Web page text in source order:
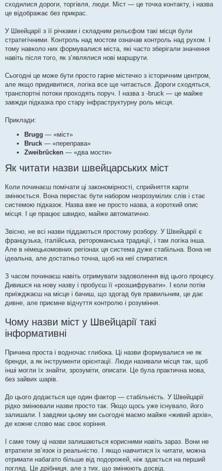
сходилися дороги, торгівля, люди. Міст — це точка контакту, і назва
це відображає без прикрас.
У Швейцарії з її річками і складним рельєфом такі місця були
стратегічними. Контроль над мостом означав контроль над рухом. І
тому навколо них формувалися міста, які часто зберігали значення
навіть після того, як з’являлися нові маршрути.
Сьогодні це може бути просто гарне містечко з історичним центром,
але якщо придивитися, логіка все ще читається. Дороги сходяться,
транспортні потоки проходять поруч. І назва з -bruck — це майже
завжди підказка про стару інфраструктурну роль місця.
Приклади:
Brugg — «міст»
Bruck — «переправа»
Zweibrücken — «два мости»
Як читати назви швейцарських міст
Коли починаєш помічати ці закономірності, сприйняття карти
змінюється. Вона перестає бути набором незрозумілих слів і стає
системою підказок. Назва вже не просто назва, а короткий опис
місця. І це працює швидко, майже автоматично.
Звісно, не всі назви піддаються простому розбору. У Швейцарії є
французька, італійська, ретороманська традиції, і там логіка інша.
Але в німецькомовних регіонах ця система дуже стабільна. Вона не
ідеальна, але достатньо точна, щоб на неї спиратися.
З часом починаєш навіть отримувати задоволення від цього процесу.
Дивишся на нову назву і пробуєш її «розшифрувати». І коли потім
приїжджаєш на місце і бачиш, що здогад був правильним, це дає
дивне, але приємне відчуття контролю і розуміння.
Чому назви міст у Швейцарії такі
інформативні
Причина проста і водночас глибока. Ці назви формувалися не як
бренди, а як інструменти орієнтації. Люди називали місця так, щоб
інші могли їх знайти, зрозуміти, описати. Це була практична мова,
без зайвих шарів.
До цього додається ще один фактор — стабільність. У Швейцарії
рідко змінювали назви просто так. Якщо щось уже існувало, його
залишали. І завдяки цьому ми сьогодні маємо майже «живий архів»,
де кожне слово має своє коріння.
І саме тому ці назви залишаються корисними навіть зараз. Вони не
втратили зв’язок із реальністю. І якщо навчитися їх читати, можна
отримати набагато більше від подорожей, ніж здається на перший
погляд. Це дрібниця, але з тих, що змінюють досвід.